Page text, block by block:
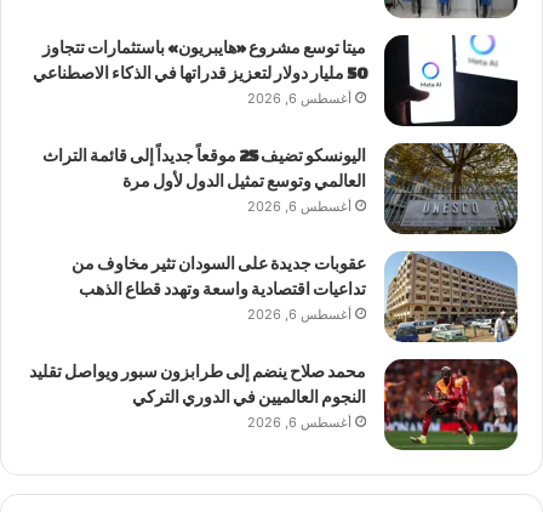
ميتا توسع مشروع «هايبريون» باستثمارات تتجاوز
50 مليار دولار لتعزيز قدراتها في الذكاء الاصطناعي
أغسطس 6, 2026
اليونسكو تضيف 25 موقعاً جديداً إلى قائمة التراث
العالمي وتوسع تمثيل الدول لأول مرة
أغسطس 6, 2026
عقوبات جديدة على السودان تثير مخاوف من
تداعيات اقتصادية واسعة وتهدد قطاع الذهب
أغسطس 6, 2026
محمد صلاح ينضم إلى طرابزون سبور ويواصل تقليد
النجوم العالميين في الدوري التركي
أغسطس 6, 2026